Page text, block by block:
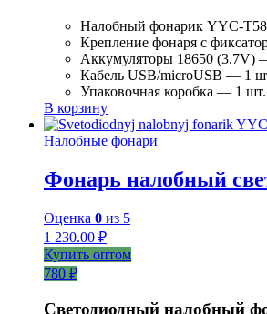
Налобный фонарик YYC-
Крепление фонаря с
Аккумуляторы 18650 (3.7V)
Кабель USB/microUSB — 1
Упаковочная коробка — 1 шт.
В корзину
Налобные фонари
Фонарь налобный
Оценка 0 из 5
1 230.00 ₽
Купить оптом
780 ₽
Светодиодный налобный